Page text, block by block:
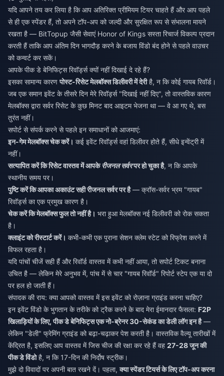
यदि आपने तय कर लिया है कि आप अतिरिक्त प्रीमियम टियर चाहते हैं और आप पहले
से ही एक स्पेंडर हैं, तो अपने टॉप-अप को जल्दी और सुरक्षित रूप से संभालना मायने
रखता है — BitTopup जैसी सेवाएं Honor of Kings सस्ता रिचार्ज विकल्प प्रदान
करती हैं ताकि आप अंतिम दिन भागदौड़ करने के बजाय विंडो बंद होने से पहले वाउचर
को कन्वर्ट कर सकें।
आपके पीक डे बेनिफिट्स रिवॉर्ड्स क्यों नहीं दिखाई दे रहे हैं?
इसका सामान्य कारणपोस्ट-रिसेट मेलबॉक्स डिलीवरी में देरीहै, न कि कोई गायब रिवॉर्ड।
जब एक समान इवेंट के तीसरे दिन मेरे रिवॉर्ड्स "दिखाई नहीं दिए", तो वास्तविक कारण
मेलबॉक्स द्वारा सर्वर रिसेट के कुछ मिनट बाद आइटम भेजना था — वे आ गए थे, बस
तुरंत नहीं।
सपोर्ट से संपर्क करने से पहले इन समाधानों को आजमाएं:
इन-गेम मेलबॉक्स चेक करें। कई इवेंट रिवॉर्ड्स वहां डिलीवर होते हैं, सीधे इन्वेंट्री में
नहीं।
सत्यापित करें कि रिसेट वास्तव में आपकेरीजनल सर्वरपर हो चुका है, न कि आपके
स्थानीय समय पर।
पुष्टि करें कि आपका अकाउंट सही रीजनल सर्वर पर है— क्रॉस-सर्वर भ्रम "गायब"
रिवॉर्ड्स का एक प्रमुख कारण है।
चेक करें कि मेलबॉक्स फुल तो नहीं है। भरा हुआ मेलबॉक्स नई डिलीवरी को रोक सकता
है।
क्लाइंट को रीस्टार्ट करें। कभी-कभी एक पुराना सेशन क्लेम स्टेट को रिफ्रेश करने में
विफल रहता है।
यदि पांचों चीजें सही हैं और रिवॉर्ड वास्तव में कभी नहीं आया, तो सपोर्ट टिकट बनाना
उचित है — लेकिन मेरे अनुभव में, पांच में से चार "गायब रिवॉर्ड" रिपोर्ट स्टेप एक या दो
पर हल हो जाती हैं।
संपादक की राय: क्या आपको वास्तव में इस इवेंट को रोज़ाना ग्राइंड करना चाहिए?
इन इवेंट विंडो के भुगतान के तरीके को ट्रैक करने के बाद मेरा ईमानदार फैसला: F2P
खिलाड़ियों के लिए, पीक डे बेनिफिट्स एक नो-ब्रेनर 30-सेकंड का डेली लॉग इन है—
लेकिन "डेली" फ्रेमिंग ग्राइंड को बढ़ा-चढ़ाकर पेश करती है। वास्तविक वैल्यू तारीखों में
केंद्रित है, इसलिए आप वास्तव में जिस चीज की रक्षा कर रहे हैं वह 27-28 जून की
पीक डे विंडोहै, न कि 17-दिन की निर्दोष स्ट्रीक।
मुझे दो विवादों पर अपनी बात रखने दें। पहला,क्या स्पेंडर टियर्स के लिए टॉप-अप करना